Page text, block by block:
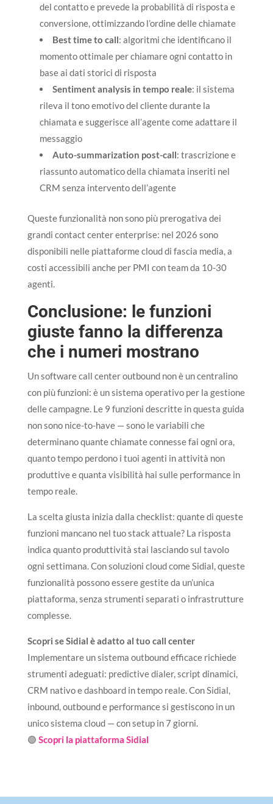
del contatto e prevede la probabilità di risposta e
conversione, ottimizzando l’ordine delle chiamate
Best time to call: algoritmi che identificano il
momento ottimale per chiamare ogni contatto in
base ai dati storici di risposta
Sentiment analysis in tempo reale: il sistema
rileva il tono emotivo del cliente durante la
chiamata e suggerisce all’agente come adattare il
messaggio
Auto-summarization post-call: trascrizione e
riassunto automatico della chiamata inseriti nel
CRM senza intervento dell’agente
Queste funzionalità non sono più prerogativa dei
grandi contact center enterprise: nel 2026 sono
disponibili nelle piattaforme cloud di fascia media, a
costi accessibili anche per PMI con team da 10-30
agenti.
Conclusione: le funzioni
giuste fanno la differenza
che i numeri mostrano
Un software call center outbound non è un centralino
con più funzioni: è un sistema operativo per la gestione
delle campagne. Le 9 funzioni descritte in questa guida
non sono nice-to-have — sono le variabili che
determinano quante chiamate connesse fai ogni ora,
quanto tempo perdono i tuoi agenti in attività non
produttive e quanta visibilità hai sulle performance in
tempo reale.
La scelta giusta inizia dalla checklist: quante di queste
funzioni mancano nel tuo stack attuale? La risposta
indica quanto produttività stai lasciando sul tavolo
ogni settimana. Con soluzioni cloud come Sidial, queste
funzionalità possono essere gestite da un’unica
piattaforma, senza strumenti separati o infrastrutture
complesse.
Scopri se Sidial è adatto al tuo call center
Implementare un sistema outbound efficace richiede
strumenti adeguati: predictive dialer, script dinamici,
CRM nativo e dashboard in tempo reale. Con Sidial,
inbound, outbound e performance si gestiscono in un
unico sistema cloud — con setup in 7 giorni.
🟣 Scopri la piattaforma Sidial